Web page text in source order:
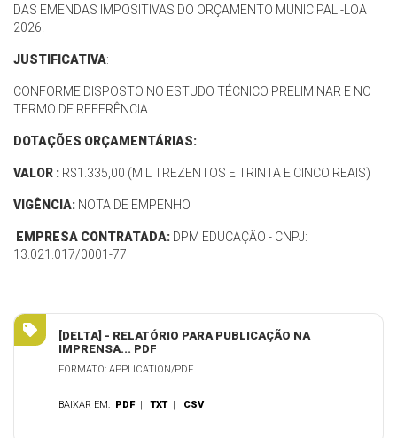
DAS EMENDAS IMPOSITIVAS DO ORÇAMENTO MUNICIPAL -LOA
2026.
JUSTIFICATIVA:
CONFORME DISPOSTO NO ESTUDO TÉCNICO PRELIMINAR E NO
TERMO DE REFERÊNCIA.
DOTAÇÕES ORÇAMENTÁRIAS:
VALOR : R$1.335,00 (MIL TREZENTOS E TRINTA E CINCO REAIS)
VIGÊNCIA: NOTA DE EMPENHO
EMPRESA CONTRATADA: DPM EDUCAÇÃO - CNPJ:
13.021.017/0001-77
[DELTA] - RELATÓRIO PARA PUBLICAÇÃO NA
IMPRENSA... PDF
FORMATO: APPLICATION/PDF
BAIXAR EM: PDF |TXT | CSV